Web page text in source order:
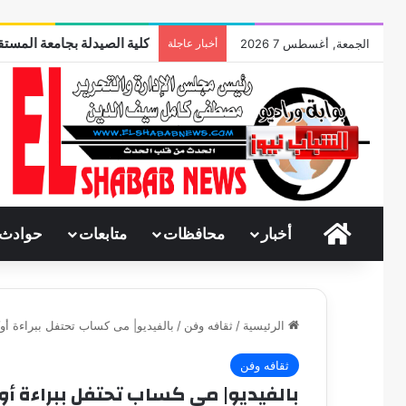
الجمعة, أغسطس 7 2026 أخبار عاجلة كلية الصيدلة بجامعة
الرئيسية
أخبار محافظات متابعات
الرئيسية / ثقافه وفن / بالفيديو| مى كساب تحتفل ببراءة
ثقافه وفن
بالفيديو| مى كساب تحتفل ببراءة